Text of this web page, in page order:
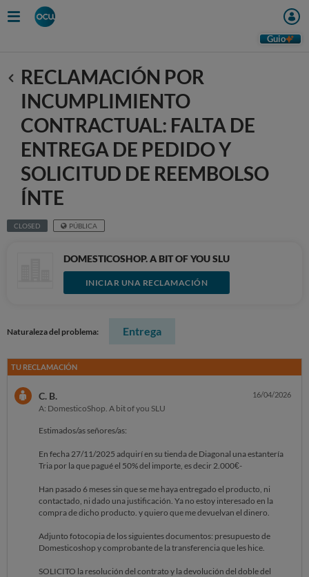
Guio
Anterior
RECLAMACIÓN POR
INCUMPLIMIENTO
CONTRACTUAL: FALTA DE
ENTREGA DE PEDIDO Y
SOLICITUD DE REEMBOLSO
ÍNTE
CLOSED PÚBLICA
DOMESTICOSHOP. A BIT OF YOU SLU
INICIAR UNA RECLAMACIÓN
Naturaleza del problema: Entrega
TU RECLAMACIÓN
C. B.
A: DomesticoShop. A bit of you SLU
16/04/2026
Estimados/as señores/as:
En fecha 27/11/2025 adquirí en su tienda de Diagonal una estantería
Tria por la que pagué el 50% del importe, es decir 2.000€-
Han pasado 6 meses sin que se me haya entregado el producto, ni
contactado, ni dado una justificación. Ya no estoy interesado en la
compra de dicho producto. y quiero que me devuelvan el dinero.
Adjunto fotocopia de los siguientes documentos: presupuesto de
Domesticoshop y comprobante de la transferencia que les hice.
SOLICITO la resolución del contrato y la devolución del doble del